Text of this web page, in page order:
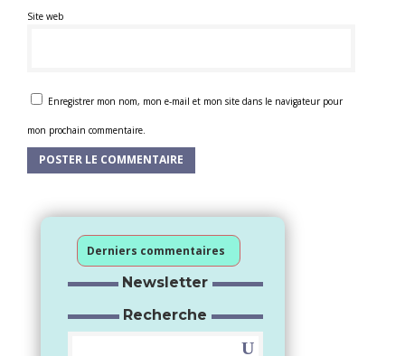
Site web
Enregistrer mon nom, mon e-mail et mon site dans le navigateur pour
mon prochain commentaire.
Derniers commentaires
Newsletter
Recherche